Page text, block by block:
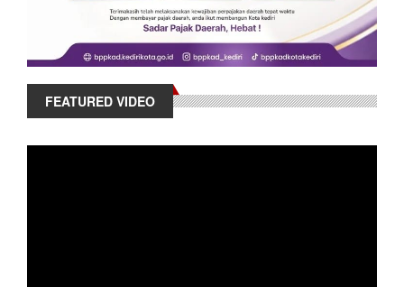
FEATURED VIDEO